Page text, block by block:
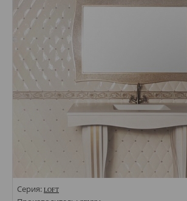
Цвета:
Серия: LOFT